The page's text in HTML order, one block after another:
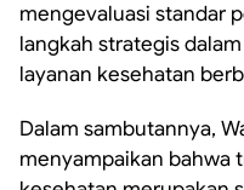
mengevaluasi standar
langkah strategis
layanan kesehatan
Dalam sambutannya,
menyampaikan bahwa